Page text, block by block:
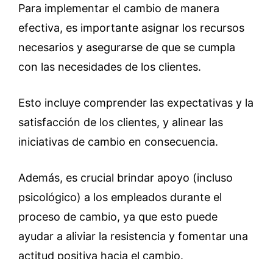
Para implementar el cambio de manera
efectiva, es importante asignar los recursos
necesarios y asegurarse de que se cumpla
con las necesidades de los clientes.
Esto incluye comprender las expectativas y la
satisfacción de los clientes, y alinear las
iniciativas de cambio en consecuencia.
Además, es crucial brindar apoyo (incluso
psicológico) a los empleados durante el
proceso de cambio, ya que esto puede
ayudar a aliviar la resistencia y fomentar una
actitud positiva hacia el cambio.